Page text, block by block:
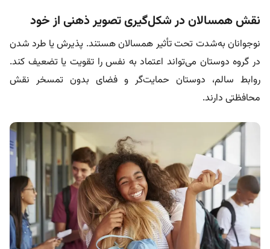
نقش همسالان در شکل‌گیری تصویر ذهنی از خود
نوجوانان به‌شدت تحت تأثیر همسالان هستند. پذیرش یا طرد شدن
در گروه دوستان می‌تواند اعتماد به نفس را تقویت یا تضعیف کند.
روابط سالم، دوستان حمایت‌گر و فضای بدون تمسخر نقش
محافظتی دارند.